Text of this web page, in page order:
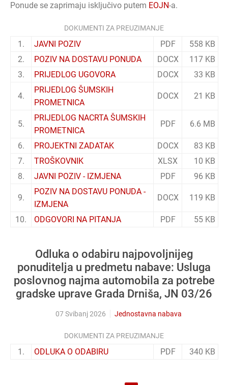
Ponude se zaprimaju isključivo putem EOJN-a.
DOKUMENTI ZA PREUZIMANJE
1. JAVNI POZIV PDF
558 KB
2.
POZIV NA DOSTAVU PONUDA DOCX
117 KB
3.
PRIJEDLOG UGOVORA DOCX 33 KB
4.
PRIJEDLOG ŠUMSKIH
PROMETNICA
DOCX 21 KB
5.
PRIJEDLOG NACRTA ŠUMSKIH
PROMETNICA
PDF 6.6 MB
6. PROJEKTNI ZADATAK DOCX
83 KB
7.
TROŠKOVNIK XLSX
10 KB
8.
JAVNI POZIV - IZMJENA PDF 96 KB
9.
POZIV NA DOSTAVU PONUDA -
IZMJENA
DOCX 119 KB
10. ODGOVORI NA PITANJA PDF 55 KB
Odluka o odabiru najpovoljnijeg
ponuditelja u predmetu nabave: Usluga
poslovnog najma automobila za potrebe
gradske uprave Grada Drniša, JN 03/26
07 Svibanj 2026 Jednostavna nabava
DOKUMENTI ZA PREUZIMANJE
1. ODLUKA O ODABIRU PDF 340 KB